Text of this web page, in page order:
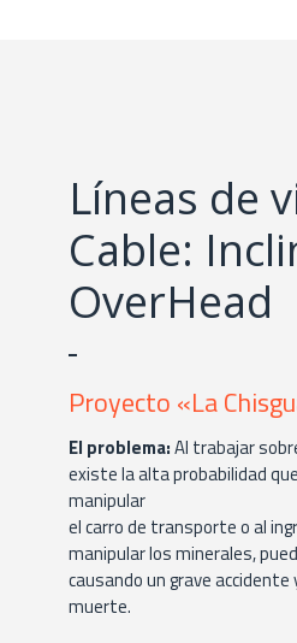
Líneas de
Cable:
OverHead
Proyecto «La
El problema:Al trabajar
existe la alta probabilidad
manipular
el carro de transporte o al
manipular los minerales,
causando un grave
muerte.